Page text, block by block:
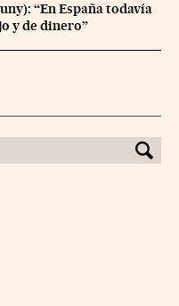
“En España todavía
y de dinero”